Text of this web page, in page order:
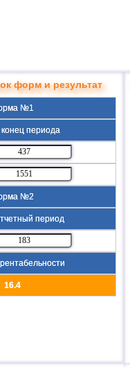
форм и результат
№1
периода
№2
период
16.4